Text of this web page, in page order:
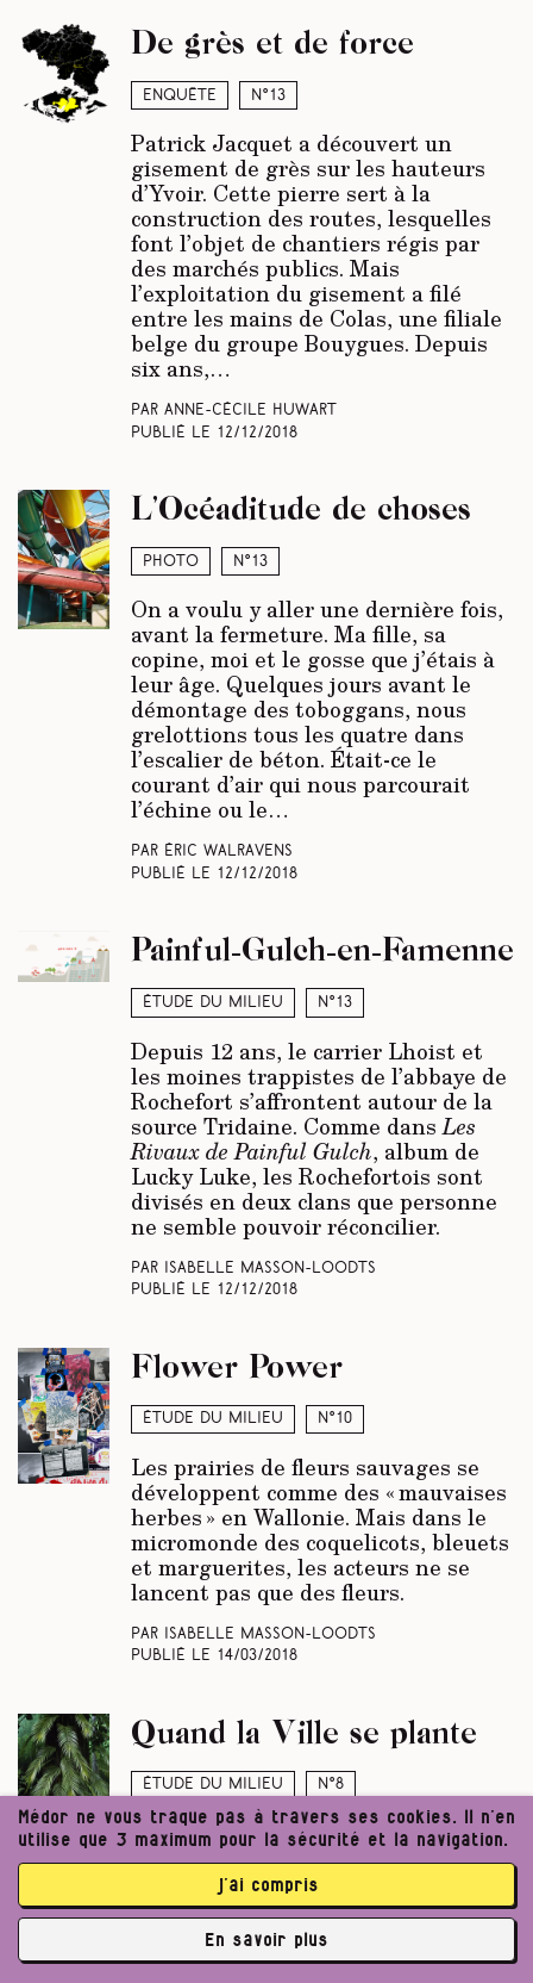
Enquête N°13
De grès et de force
Patrick Jacquet a découvert un
gisement de grès sur les hauteurs
d’Yvoir. Cette pierre sert à la
construction des routes, lesquelles
font l’objet de chantiers régis par
des marchés publics. Mais
l’exploitation du gisement a filé
entre les mains de Colas, une filiale
belge du groupe Bouygues. Depuis
six ans,…
Par Anne-Cécile Huwart
Publié le 12/12/2018
Photo N°13
L’Océaditude de choses
On a voulu y aller une dernière fois,
avant la fermeture. Ma fille, sa
copine, moi et le gosse que j’étais à
leur âge. Quelques jours avant le
démontage des toboggans, nous
grelottions tous les quatre dans
l’escalier de béton. Était-ce le
courant d’air qui nous parcourait
l’échine ou le…
Par Éric Walravens
Publié le 12/12/2018
Étude du milieu N°13
Painful-Gulch-en-Famenne
Depuis 12 ans, le carrier Lhoist et
les moines trappistes de l’abbaye de
Rochefort s’affrontent autour de la
source Tridaine. Comme dansLes
Rivaux de Painful Gulch, album de
Lucky Luke, les Rochefortois sont
divisés en deux clans que personne
ne semble pouvoir réconcilier.
Par Isabelle Masson-Loodts
Publié le 12/12/2018
Étude du milieu N°10
Flower Power
Les prairies de fleurs sauvages se
développent comme des « mauvaises
herbes » en Wallonie. Mais dans le
micromonde des coquelicots, bleuets
et marguerites, les acteurs ne se
lancent pas que des fleurs.
Par Isabelle Masson-Loodts
Publié le 14/03/2018
Étude du milieu N°8
Quand la Ville se plante
Faire pousser des tomates au coin de
votre rue ? Fleurir la place grise sous
votre fenêtre ? C’est possible à
Liège, qui a lancé en mars 2017 le
permis de végétaliser. Soit
verduriser l’espace public avoisinant.
Médor ne vous traque pas à travers ses cookies. Il n’en
utilise que 3 maximum pour la sécurité et la navigation.
j’ai compris
En savoir plus